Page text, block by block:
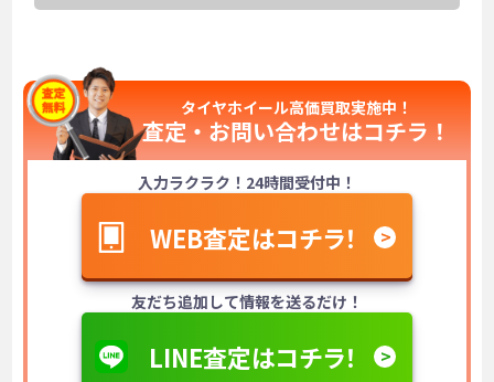
タイヤホイール高価買取実施中！
査定・お問い合わせはコチラ！
入力ラクラク！24時間受付中！
WEB査定はコチラ！
友だち追加して情報を送るだけ！
LINE査定はコチラ！